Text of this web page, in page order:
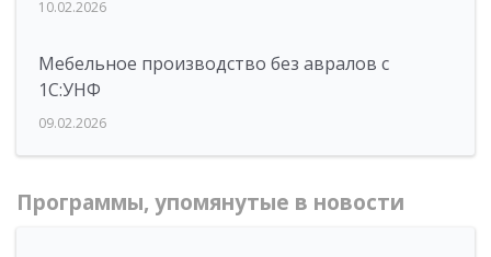
10.02.2026
Мебельное производство без авралов с
1С:УНФ
09.02.2026
Программы, упомянутые в новости